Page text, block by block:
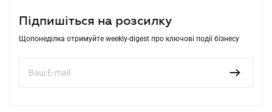
Підпишіться на розсилку
Щопонеділка отримуйте weekly-digest про ключові події бізнесу